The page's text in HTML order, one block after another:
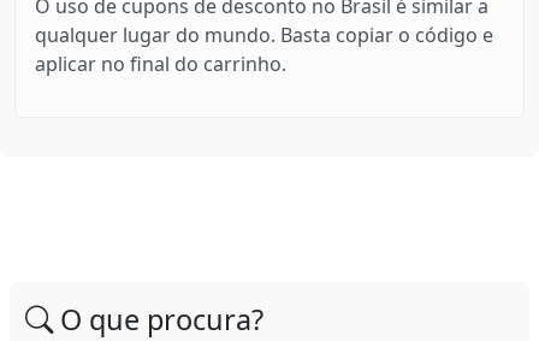
O uso de cupons de desconto no Brasil é similar a
qualquer lugar do mundo. Basta copiar o código e
aplicar no final do carrinho.
O que procura?